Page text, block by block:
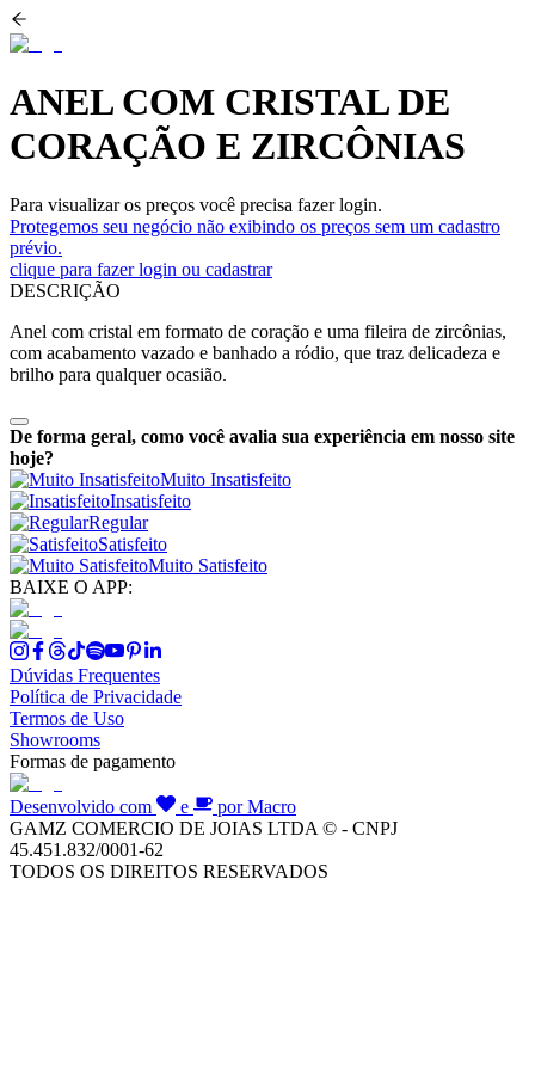
ANEL COM CRISTAL DE
CORAÇÃO E ZIRCÔNIAS
Para visualizar os preços você precisa fazer login.
Protegemos seu negócio não exibindo os preços sem um cadastro
prévio.
clique para fazer login ou cadastrar
DESCRIÇÃO
Anel com cristal em formato de coração e uma fileira de zircônias,
com acabamento vazado e banhado a ródio, que traz delicadeza e
brilho para qualquer ocasião.
De forma geral, como você avalia sua experiência em nosso site
hoje?
Muito Insatisfeito
Insatisfeito
Regular
Satisfeito
Muito Satisfeito
BAIXE O APP:
Dúvidas Frequentes
Política de Privacidade
Termos de Uso
Showrooms
Formas de pagamento
Desenvolvido com e
por Macro
GAMZ COMERCIO DE JOIAS LTDA © - CNPJ
45.451.832/0001-62
TODOS OS DIREITOS RESERVADOS